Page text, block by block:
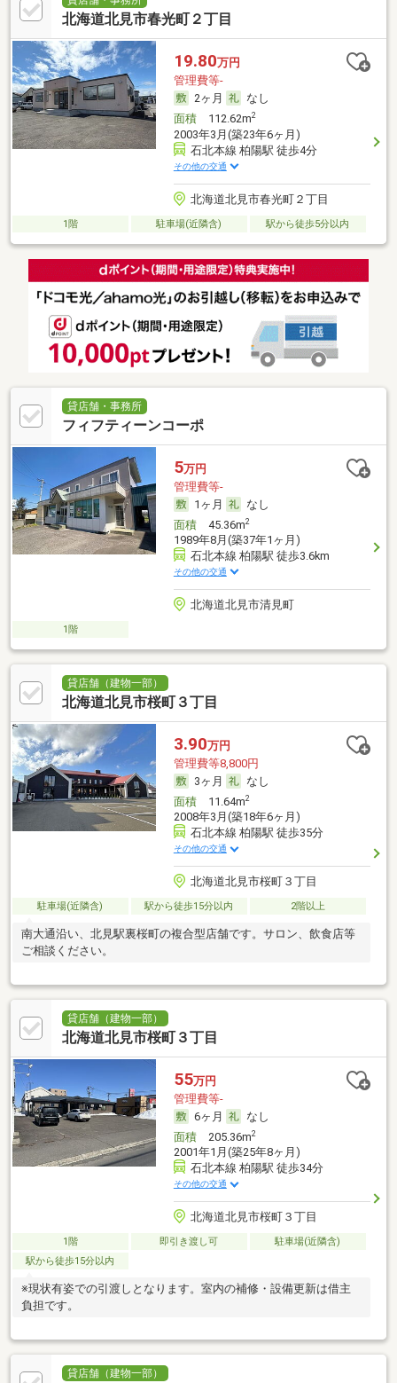
北海道北見市春光町２丁目
19.80万円
管理費等-
2ヶ月
なし
面積112.62m2
2003年3月(築23年6ヶ月)
石北本線 柏陽駅 徒歩4分
その他の交通
北海道北見市春光町２丁目
1階 駐車場(近隣含) 駅から徒歩5分以内
貸店舗・事務所
フィフティーンコーポ
5万円
管理費等-
1ヶ月
なし
面積45.36m2
1989年8月(築37年1ヶ月)
石北本線 柏陽駅 徒歩3.6km
その他の交通
北海道北見市清見町
1階
貸店舗（建物一部）
北海道北見市桜町３丁目
3.90万円
管理費等8,800円
3ヶ月
なし
面積11.64m2
2008年3月(築18年6ヶ月)
石北本線 柏陽駅 徒歩35分
その他の交通
北海道北見市桜町３丁目
駐車場(近隣含) 駅から徒歩15分以内 2階以上
南大通沿い、北見駅裏桜町の複合型店舗です。サロン、飲食店等
ご相談ください。
貸店舗（建物一部）
北海道北見市桜町３丁目
55万円
管理費等-
6ヶ月
なし
面積205.36m2
2001年1月(築25年8ヶ月)
石北本線 柏陽駅 徒歩34分
その他の交通
北海道北見市桜町３丁目
1階 即引き渡し可
駐車場(近隣含)
駅から徒歩15分以内
※現状有姿での引渡しとなります。室内の補修・設備更新は借主
負担です。
貸店舗（建物一部）